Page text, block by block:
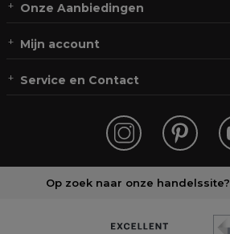
Onze Aanbiedingen
Mijn account
Service en Contact
Op zoek naar onze handelssite?